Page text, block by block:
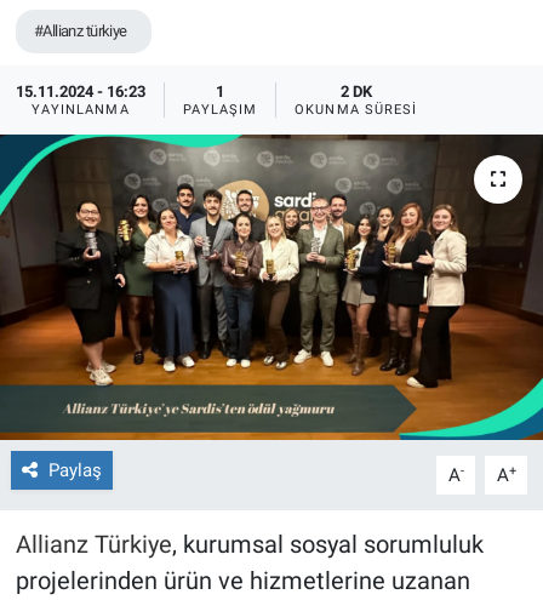
#Allianz türkiye
15.11.2024 - 16:23
YAYINLANMA
1
PAYLAŞIM
2 DK
OKUNMA SÜRESI
Paylaş A- A+
Allianz Türkiye, kurumsal sosyal sorumluluk
projelerinden ürün ve hizmetlerine uzanan